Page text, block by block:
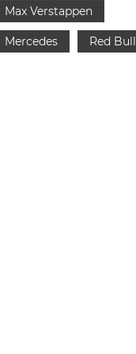
Max Verstappen
Mercedes Red Bull